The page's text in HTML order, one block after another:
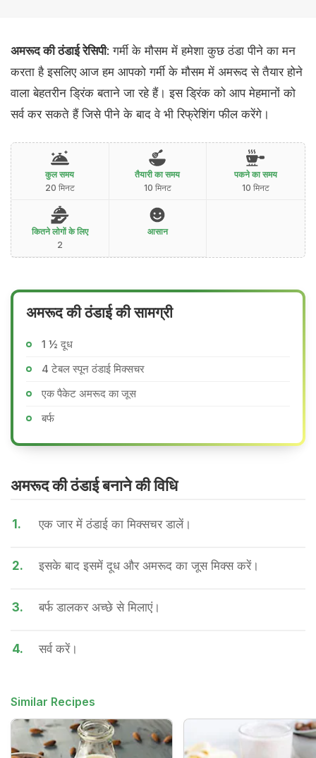
अमरूद की ठंडाई रेसिपी: गर्मी के मौसम में हमेशा कुछ ठंडा पीने का मन
करता है इसलिए आज हम आपको गर्मी के मौसम में अमरूद से तैयार होने
वाला बेहतरीन ड्रिंक बताने जा रहे हैं। इस ड्रिंक को आप मेहमानों को
सर्व कर सकते हैं जिसे पीने के बाद वे भी रिफ्रेशिंग फी​ल करेंगे।
कुल समय
20 मिनट
तैयारी का समय
10 मिनट
पकने का समय
10 मिनट
कितने लोगों के लिए
2
आसान
अमरूद की ठंडाई की सामग्री
1 ½ दूध
4 टेबल स्पून ठंडाई मिक्सचर
एक पैकेट अमरूद का जूस
बर्फ
अमरूद की ठंडाई बनाने की वि​धि
1. एक जार में ठंडाई का मिक्सचर डालें।
2. इसके बाद इसमें दूध और अमरूद का जूस मिक्स करें।
3. बर्फ डालकर अच्छे से मिलाएं।
4. सर्व करें।
Similar Recipes